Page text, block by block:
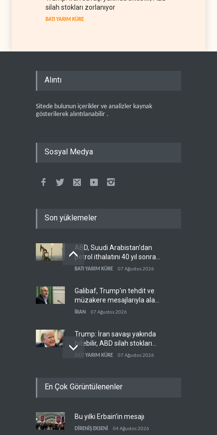
silah stokları zorlanıyor
BATI YARIM KÜRE
Alıntı
Sitede bulunun içerikler ve analizler kaynak
gösterilerek alıntılanabilir .
Sosyal Medya
Son yüklemeler
ABD, Suudi Arabistan'dan
petrol ithalatını 40 yıl sonra
ilk kez durdurdu
BATI YARIM KÜRE 07 Ağustos 2026
Galibaf, Trump'ın tehdit ve
müzakere mesajlarıyla alay
etti
İRAN 07 Ağustos 2026
Trump: İran savaşı yakında
bitebilir, ABD silah stokları
zorlanıyor
BATI YARIM KÜRE 07 Ağustos 2026
yerine askeri üs projesi
İsrail ordusunda helikopter
krizi
En Çok Görüntülenenler
Bu yılki Erbain’in mesajı
DİRENİŞ EKSENİ 04 Ağustos 2026